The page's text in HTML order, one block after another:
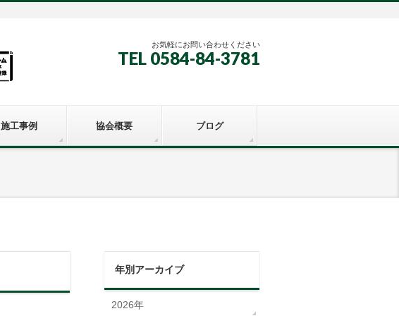
お気軽にお問い合わせください
TEL 0584-84-3781
施工事例 協会概要 ブログ
年別アーカイブ
2026年